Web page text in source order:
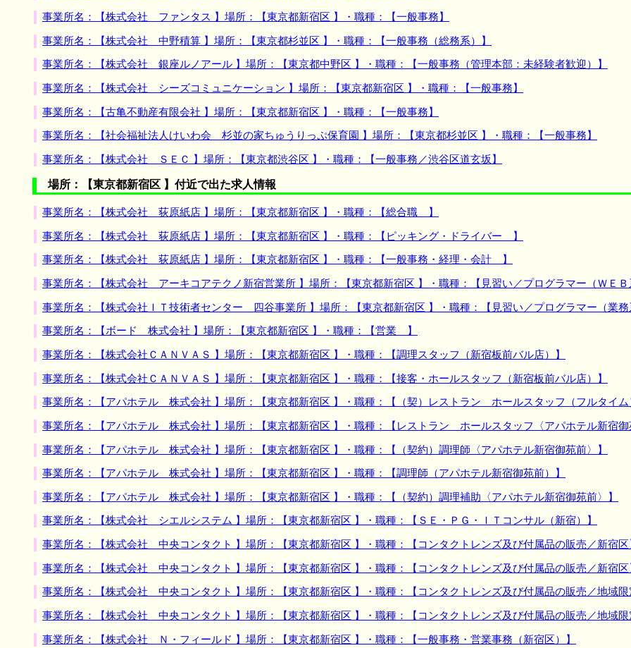
事業所名：【株式会社 ファンタス 】場所：【東京都新宿区 】・職種：【一般事務】
事業所名：【株式会社 中野積算 】場所：【東京都杉並区 】・職種：【一般事務（総務系）】
事業所名：【株式会社 銀座ルノアール 】場所：【東京都中野区 】・職種：【一般事務（管理本部：未経験者歓迎）】
事業所名：【株式会社 シーズコミュニケーション 】場所：【東京都新宿区 】・職種：【一般事務】
事業所名：【古亀不動産有限会社 】場所：【東京都新宿区 】・職種：【一般事務】
事業所名：【社会福祉法人けいわ会 杉並の家ちゅうりっぷ保育園 】場所：【東京都杉並区 】・職種：【一般事務】
事業所名：【株式会社 ＳＥＣ 】場所：【東京都渋谷区 】・職種：【一般事務／渋谷区道玄坂】
場所：【東京都新宿区 】付近で出た求人情報
事業所名：【株式会社 荻原紙店 】場所：【東京都新宿区 】・職種：【総合職 】
事業所名：【株式会社 荻原紙店 】場所：【東京都新宿区 】・職種：【ピッキング・ドライバー 】
事業所名：【株式会社 荻原紙店 】場所：【東京都新宿区 】・職種：【一般事務・経理・会計 】
事業所名：【株式会社 アーキコアテクノ新宿営業所 】場所：【東京都新宿区 】・職種：【見習い／プログラマー（ＷＥ
事業所名：【株式会社ＩＴ技術者センター 四谷事業所 】場所：【東京都新宿区 】・職種：【見習い／プログラマー（業
事業所名：【ボード 株式会社 】場所：【東京都新宿区 】・職種：【営業 】
事業所名：【株式会社ＣＡＮＶＡＳ 】場所：【東京都新宿区 】・職種：【調理スタッフ（新宿板前バル店）】
事業所名：【株式会社ＣＡＮＶＡＳ 】場所：【東京都新宿区 】・職種：【接客・ホールスタッフ（新宿板前バル店）】
事業所名：【アパホテル 株式会社 】場所：【東京都新宿区 】・職種：【（契）レストラン ホールスタッフ（フルタイム
事業所名：【アパホテル 株式会社 】場所：【東京都新宿区 】・職種：【レストラン ホールスタッフ〈アパホテル新宿御
事業所名：【アパホテル 株式会社 】場所：【東京都新宿区 】・職種：【（契約）調理師〈アパホテル新宿御苑前〉】
事業所名：【アパホテル 株式会社 】場所：【東京都新宿区 】・職種：【調理師（アパホテル新宿御苑前）】
事業所名：【アパホテル 株式会社 】場所：【東京都新宿区 】・職種：【（契約）調理補助〈アパホテル新宿御苑前〉】
事業所名：【株式会社 シエルシステム 】場所：【東京都新宿区 】・職種：【ＳＥ・ＰＧ・ＩＴコンサル（新宿）】
事業所名：【株式会社 中央コンタクト 】場所：【東京都新宿区 】・職種：【コンタクトレンズ及び付属品の販売／新宿区
事業所名：【株式会社 中央コンタクト 】場所：【東京都新宿区 】・職種：【コンタクトレンズ及び付属品の販売／新宿区
事業所名：【株式会社 中央コンタクト 】場所：【東京都新宿区 】・職種：【コンタクトレンズ及び付属品の販売／地域限
事業所名：【株式会社 中央コンタクト 】場所：【東京都新宿区 】・職種：【コンタクトレンズ及び付属品の販売／地域限
事業所名：【株式会社 Ｎ・フィールド 】場所：【東京都新宿区 】・職種：【一般事務・営業事務（新宿区）】